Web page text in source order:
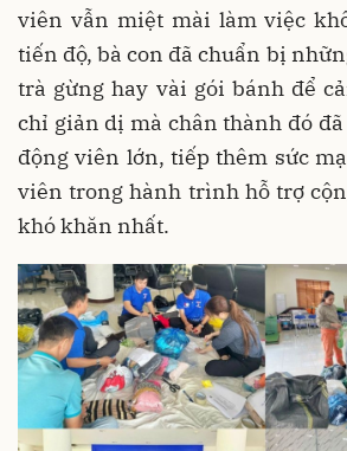
viên vẫn miệt mài làm việc
tiến độ, bà con đã chuẩn bị
trà gừng hay vài gói bánh để
chỉ giản dị mà chân thành đó
động viên lớn, tiếp thêm sức
viên trong hành trình hỗ trợ
khó khăn nhất.